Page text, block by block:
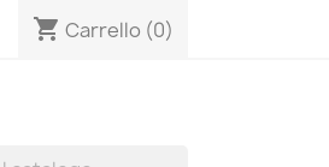
shopping_cart Carrello (0)